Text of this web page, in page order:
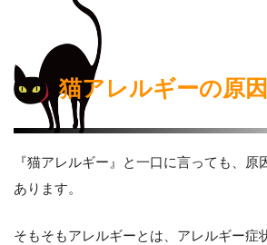
猫アレルギーの原
『猫アレルギー』と一口に言っても、原
あります。
そもそもアレルギーとは、アレルギー症